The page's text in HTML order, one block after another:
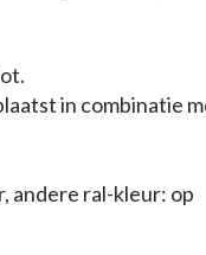
in combinatie
andere ral-kleur: op